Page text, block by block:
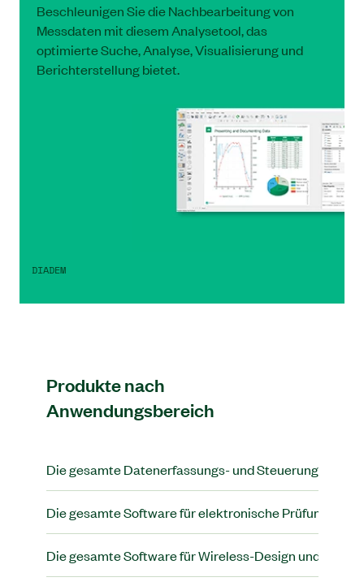
Beschleunigen Sie die Nachbearbeitung von
Messdaten mit diesem Analysetool, das
optimierte Suche, Analyse, Visualisierung und
Berichterstellung bietet.
DIADEM
Produkte nach
Anwendungsbereich
Die gesamte Datenerfassungs- und
Die gesamte Software für elektronische Prüfung und
Die gesamte Software für Wireless-Design und Test